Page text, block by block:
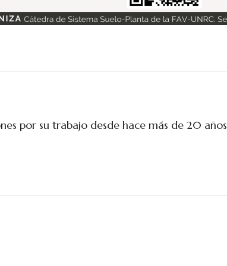
por su trabajo desde hace más de 20 años